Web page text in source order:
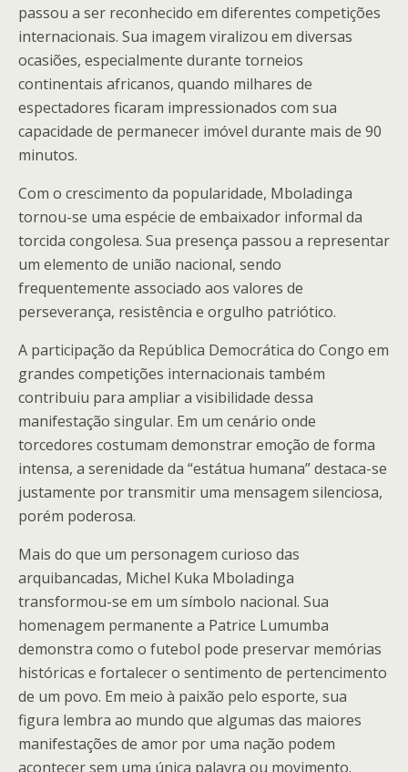
passou a ser reconhecido em diferentes competições
internacionais. Sua imagem viralizou em diversas
ocasiões, especialmente durante torneios
continentais africanos, quando milhares de
espectadores ficaram impressionados com sua
capacidade de permanecer imóvel durante mais de 90
minutos.
Com o crescimento da popularidade, Mboladinga
tornou-se uma espécie de embaixador informal da
torcida congolesa. Sua presença passou a representar
um elemento de união nacional, sendo
frequentemente associado aos valores de
perseverança, resistência e orgulho patriótico.
A participação da República Democrática do Congo em
grandes competições internacionais também
contribuiu para ampliar a visibilidade dessa
manifestação singular. Em um cenário onde
torcedores costumam demonstrar emoção de forma
intensa, a serenidade da “estátua humana” destaca-se
justamente por transmitir uma mensagem silenciosa,
porém poderosa.
Mais do que um personagem curioso das
arquibancadas, Michel Kuka Mboladinga
transformou-se em um símbolo nacional. Sua
homenagem permanente a Patrice Lumumba
demonstra como o futebol pode preservar memórias
históricas e fortalecer o sentimento de pertencimento
de um povo. Em meio à paixão pelo esporte, sua
figura lembra ao mundo que algumas das maiores
manifestações de amor por uma nação podem
acontecer sem uma única palavra ou movimento.